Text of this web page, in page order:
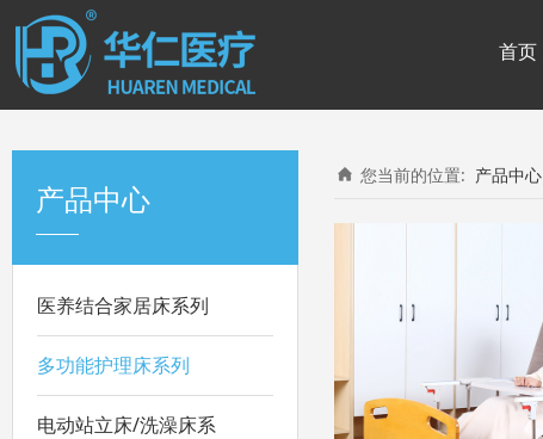
首页
产品中心
医养结合家居床系列
多功能护理床系列
电动站立床/洗澡床系
您当前的位置: 产品中心